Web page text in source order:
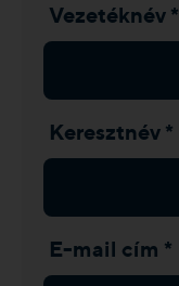
Vezetéknév *
Keresztnév *
E-mail cím *